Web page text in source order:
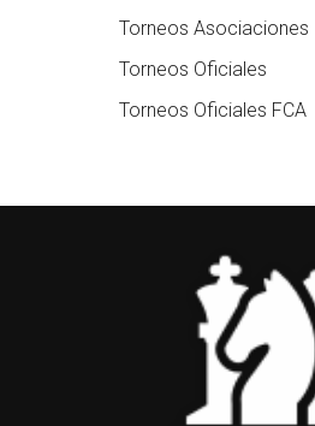
Torneos Asociaciones
Torneos Oficiales
Torneos Oficiales FCA